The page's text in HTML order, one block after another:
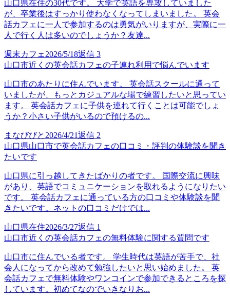
山口県在住の30代です。 大学で英語を専攻していました
が、卒業後はすっかり使わなくなってしまいました。 英会
話カフェに一人で参加するのは勇気がいりますが、実際に一
人で行く人は多いのでしょうか？友達...
週末カフェ 2026/5/18返信 3
山口市近くの英会話カフェの子連れ利用で悩んでいます
山口市のあたりに住んでいます。 英会話スクールに通って
いましたが、もっとカジュアルな場で練習したいと思ってい
ます。 英会話カフェに子供を連れて行くことは可能でしょ
うか？小さい子供がいるので預けるの...
まなびびと 2026/4/21返信 2
山口県山口市で英会話カフェの口コミ・評判の体験談を聞き
たいです
山口県に引っ越してきたばかりの者です。 国際交流に興味
があり、英語でコミュニケーションを取れるようになりたい
です。 英会話カフェに通っている方の口コミや体験談を聞
きたいです。ネットの口コミだけでは...
山口県在住2026/3/27返信 1
山口市近くの英会話カフェの無料体験に関する質問です
山口市に住んでいる者です。 学生時代は英語が苦手で、社
会人になってから改めて勉強したいと思い始めました。 英
会話カフェで無料体験やワンコインで参加できるところを探
しています。初めてなのでいきなりお...